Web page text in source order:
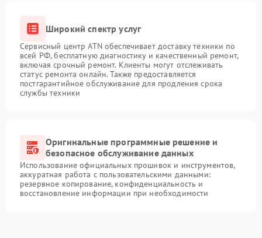
Широкий спектр услуг
Сервисный центр ATN обеспечивает доставку техники по
всей РФ, бесплатную диагностику и качественный ремонт,
включая срочный ремонт. Клиенты могут отслеживать
статус ремонта онлайн. Также предоставляется
постгарантийное обслуживание для продления срока
службы техники
Оригинальные программные решение и
безопасное обслуживание данных
Использование официальных прошивок и инструментов,
аккуратная работа с пользовательскими данными:
резервное копирование, конфиденциальность и
восстановление информации при необходимости